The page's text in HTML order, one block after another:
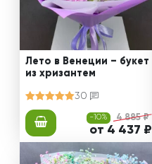
Лето в Венеции – букет
из хризантем
30
-10% 4 885 ₽
от 4 437 ₽